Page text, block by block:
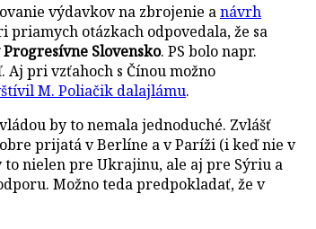
výdavkov na zbrojenie anávrh
priamych otázkach odpovedala, že sa
Slovensko. PS bolo napr.
pri vzťahoch s Čínou možno
M. Poliačik dalajlámu.
by to nemala jednoduché. Zvlášť
prijatá v Berlíne a v Paríži (i keď nie v
to nielen pre Ukrajinu, ale aj pre Sýriu a
Možno teda predpokladať, že v